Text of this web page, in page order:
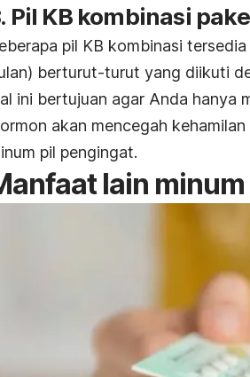
Pil KB kombinasi
pil KB kombinasi
berturut-turut yang diikuti
ini bertujuan agar Anda hanya
akan mencegah
pil pengingat.
lain minum